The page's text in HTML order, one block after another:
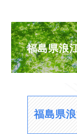
福島県浪
福島県